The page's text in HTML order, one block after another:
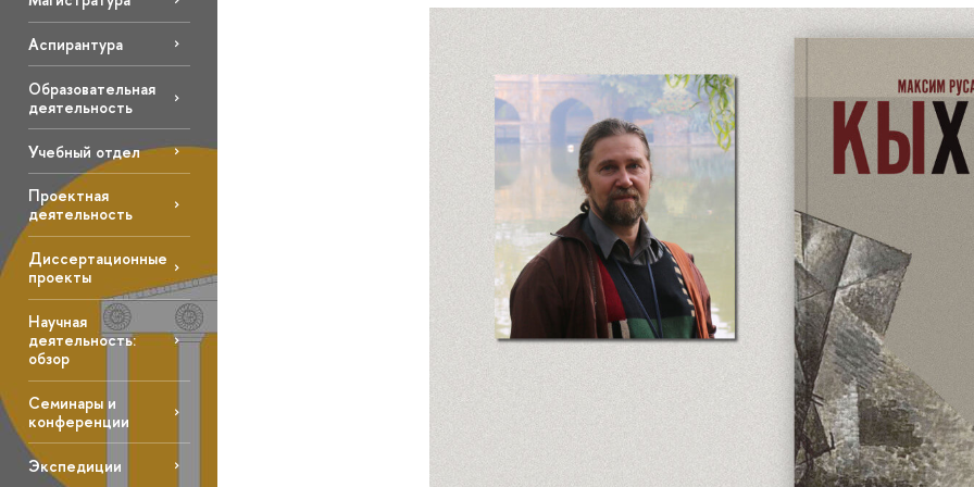
Аспирантура
Образовательная
деятельность
Учебный отдел
Проектная
деятельность
Диссертационные
проекты
Научная
деятельность:
обзор
Семинары и
конференции
Экспедиции